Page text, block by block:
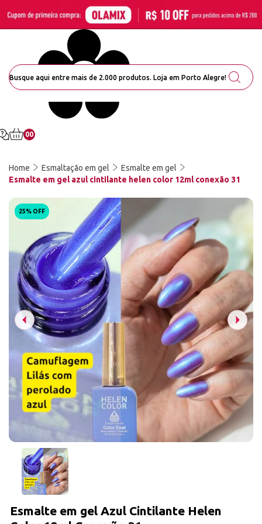
00
Home Esmaltação em gel
Esmalte em gel
Esmalte em gel azul cintilante helen color 12ml conexão 31
25% OFF
Esmalte em gel Azul Cintilante Helen